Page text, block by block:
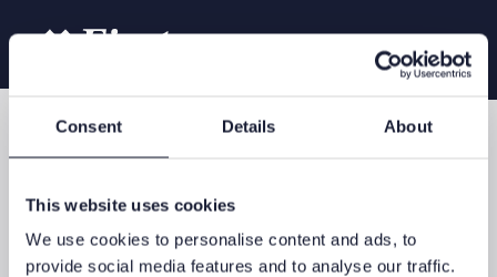
Consent Details About
This website uses cookies
We use cookies to personalise content and ads, to
provide social media features and to analyse our traffic.
Datenschutzerklärung
Vielen Dank für Ihr Interesse an unserer Unternehmensgruppe.
Datenschutz ist uns wichtig und entsprechend erläutern wir